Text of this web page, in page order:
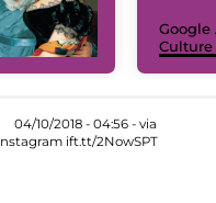
Google
Culture